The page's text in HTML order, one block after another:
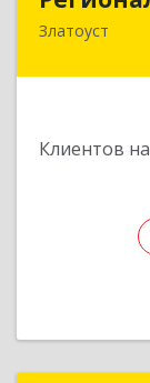
Златоуст
Клиентов
456227,